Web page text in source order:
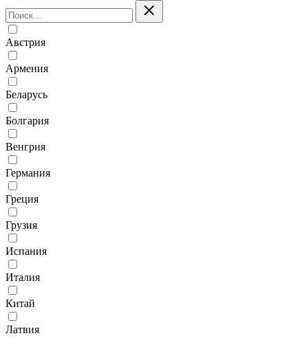
Австрия
Армения
Беларусь
Болгария
Венгрия
Германия
Греция
Грузия
Испания
Италия
Китай
Латвия